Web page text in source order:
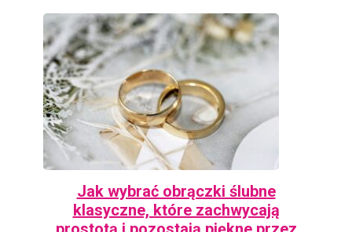
Jak wybrać obrączki ślubne
klasyczne, które zachwycają